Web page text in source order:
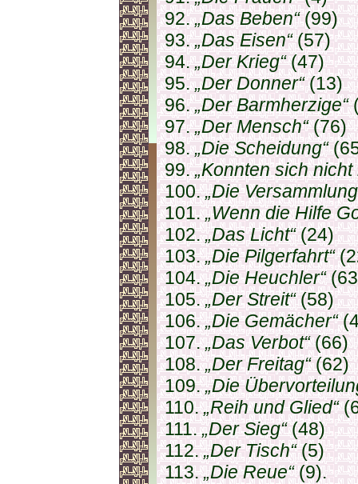
92.„Das Beben“(99)
93.„Das Eisen“(57)
94.„Der Krieg“(47)
95.„Der Donner“(13)
96.„Der Barmherzige“
97.„Der Mensch“(76)
98.„Die Scheidung“
99.„Konnten sich nicht
100.„Die
101.„Wenn die Hilfe
102.„Das Licht“(24)
103.„Die Pilgerfahrt“
104.„Die Heuchler“
105.„Der Streit“(58)
106.„Die Gemächer“
107.„Das Verbot“(66)
108.„Der Freitag“(62)
109.„Die
110.„Reih und Glied“
111.„Der Sieg“(48)
112.„Der Tisch“(5)
113.„Die Reue“(9).